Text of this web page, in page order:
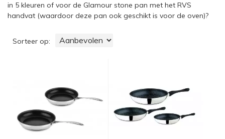
in 5 kleuren of voor de Glamour stone pan met het RVS
handvat (waardoor deze pan ook geschikt is voor de oven)?
Sorteer op